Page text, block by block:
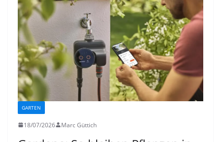
GARTEN
18/07/2026 Marc Güttich